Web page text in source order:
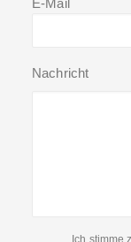
E-Mail
Nachricht
Ich stimme